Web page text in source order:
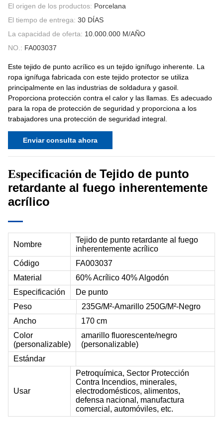
El origen de los productos: Porcelana
El tiempo de entrega: 30 DÍAS
La capacidad de oferta: 10.000.000 M/AÑO
NO.: FA003037
Este tejido de punto acrílico es un tejido ignífugo inherente. La
ropa ignífuga fabricada con este tejido protector se utiliza
principalmente en las industrias de soldadura y gasoil.
Proporciona protección contra el calor y las llamas. Es adecuado
para la ropa de protección de seguridad y proporciona a los
trabajadores una protección de seguridad integral.
Enviar consulta ahora
Especificación de Tejido de punto
retardante al fuego inherentemente
acrílico
Nombre
Tejido de punto retardante al fuego
inherentemente acrílico
Código
FA003037
Material
60% Acrílico 40% Algodón
Especificación
De punto
Peso
235G/M²-Amarillo 250G/M²-Negro
Ancho
170 cm
Color
(personalizable)
amarillo fluorescente/negro
(personalizable)
Estándar
Usar
Petroquímica, Sector Protección
Contra Incendios, minerales,
electrodomésticos, alimentos,
defensa nacional, manufactura
comercial, automóviles, etc.